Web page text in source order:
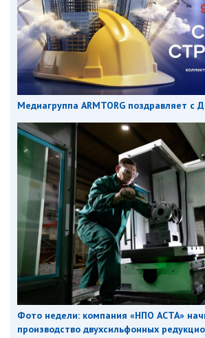
Медиагруппа ARMTORG поздравляет с
Фото недели: компания «НПО АСТА»
производство двухсильфонных